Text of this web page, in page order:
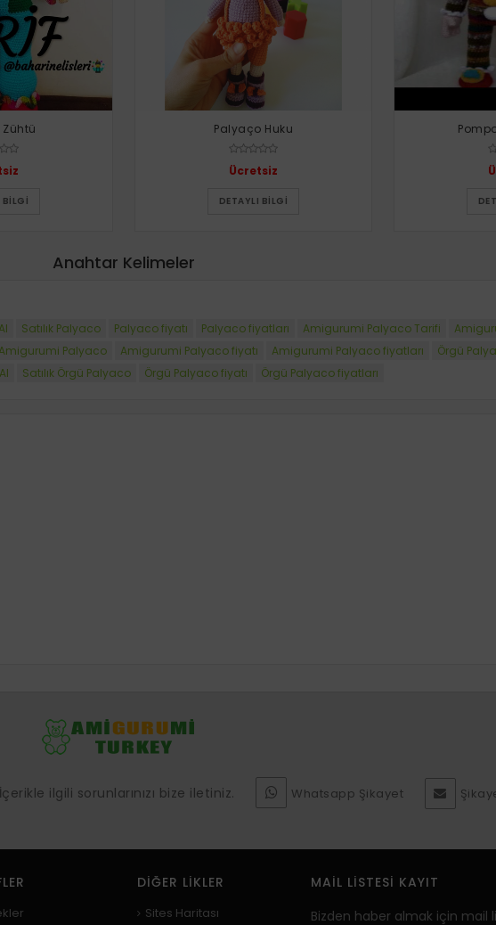
BILGI
Palyaço Huku
Ücretsiz
DETAYLI BILGI
Anahtar Kelimeler
Satılık Palyaco Palyaco fiyatı Palyaco fiyatları Amigurumi Palyaco Tarifi
Amigurumi Palyaco Amigurumi Palyaco fiyatı Amigurumi Palyaco fiyatları
Örgü
Satılık Örgü Palyaco Örgü Palyaco fiyatı Örgü Palyaco fiyatları
ilgili sorunlarınızı bize iletiniz. Whatsapp Şikayet
DIĞER LIKLER
Sites Haritası
MAIL LISTESI KAYIT
Bizden haber almak için mail